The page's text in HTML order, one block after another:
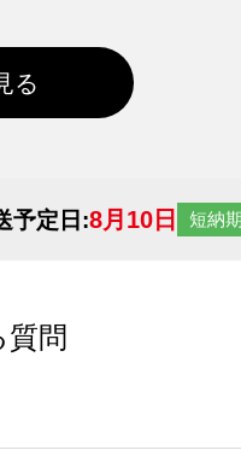
る
予定日:8月10日 短納
質問